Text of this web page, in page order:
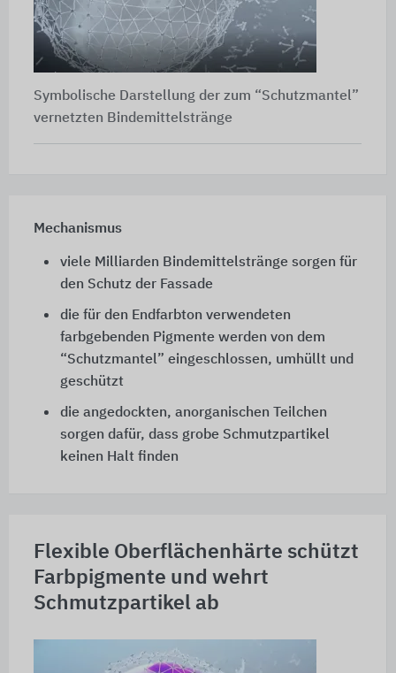
Symbolische Darstellung der zum “Schutzmantel”
vernetzten Bindemittelstränge
Mechanismus
viele Milliarden Bindemittelstränge sorgen für
den Schutz der Fassade
die für den Endfarbton verwendeten
farbgebenden Pigmente werden von dem
“Schutzmantel” eingeschlossen, umhüllt und
geschützt
die angedockten, anorganischen Teilchen
sorgen dafür, dass grobe Schmutzpartikel
keinen Halt finden
Flexible Oberflächenhärte schützt
Farbpigmente und wehrt
Schmutzpartikel ab